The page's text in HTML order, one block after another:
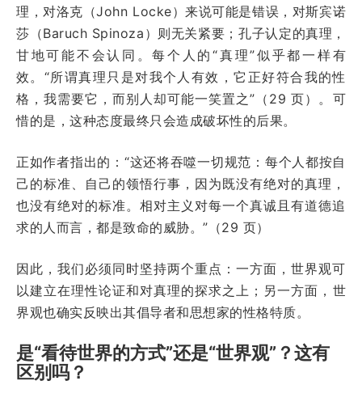
理，对洛克（John Locke）来说可能是错误，对斯宾诺
莎（Baruch Spinoza）则无关紧要；孔子认定的真理，
甘地可能不会认同。每个人的“真理”似乎都一样有
效。“所谓真理只是对我个人有效，它正好符合我的性
格，我需要它，而别人却可能一笑置之”（29 页）。可
惜的是，这种态度最终只会造成破坏性的后果。
正如作者指出的：“这还将吞噬一切规范：每个人都按自
己的标准、自己的领悟行事，因为既没有绝对的真理，
也没有绝对的标准。相对主义对每一个真诚且有道德追
求的人而言，都是致命的威胁。”（29 页）
因此，我们必须同时坚持两个重点：一方面，世界观可
以建立在理性论证和对真理的探求之上；另一方面，世
界观也确实反映出其倡导者和思想家的性格特质。
是“看待世界的方式”还是“世界观”？这有
区别吗？